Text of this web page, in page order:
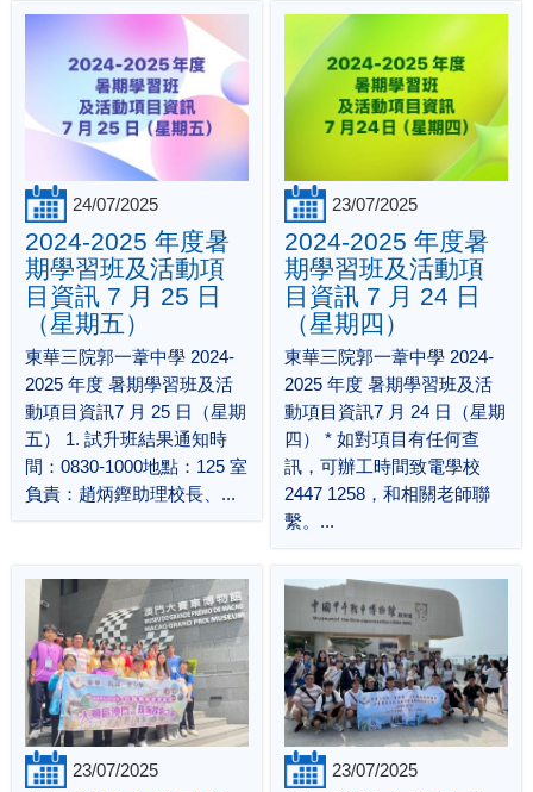
24/07/2025
2024-2025 年度暑
期學習班及活動項
目資訊 7 月 25 日
（星期五）
東華三院郭一葦中學 2024-
2025 年度 暑期學習班及活
動項目資訊7 月 25 日（星期
五） 1. 試升班結果通知時
間：0830-1000地點：125 室
負責：趙炳鏗助理校長、...
23/07/2025
2024-2025 年度暑
期學習班及活動項
目資訊 7 月 24 日
（星期四）
東華三院郭一葦中學 2024-
2025 年度 暑期學習班及活
動項目資訊7 月 24 日（星期
四） * 如對項目有任何查
訊，可辦工時間致電學校
2447 1258，和相關老師聯
繫。...
23/07/2025 23/07/2025